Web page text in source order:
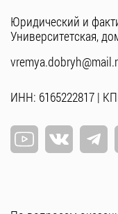
Юридический и
Университетская,
ИНН: 6165222817 |